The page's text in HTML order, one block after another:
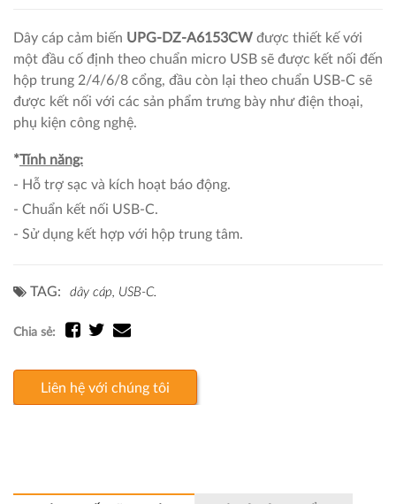
Dây cáp cảm biến UPG-DZ-A6153CW được thiết kế với
một đầu cố định theo chuẩn micro USB sẽ được kết nối đến
hộp trung 2/4/6/8 cổng, đầu còn lại theo chuẩn USB-C sẽ
được kết nối với các sản phẩm trưng bày như điện thoại,
phụ kiện công nghệ.
*Tính năng:
- Hỗ trợ sạc và kích hoạt báo động.
- Chuẩn kết nối USB-C.
- Sử dụng kết hợp với hộp trung tâm.
TAG: dây cáp, USB-C.
Chia sẻ:
Liên hệ với chúng tôi